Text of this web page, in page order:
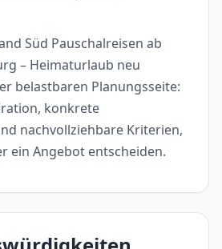
Süd Pauschalreisen ab
– Heimaturlaub neu
belastbaren Planungsseite:
konkrete
nachvollziehbare Kriterien,
ein Angebot entscheiden.